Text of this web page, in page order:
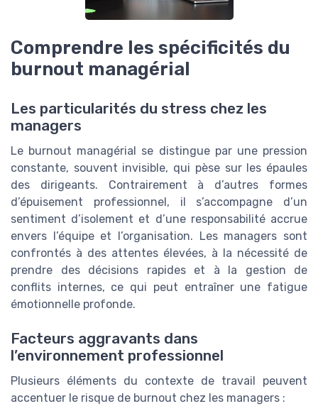
Comprendre les spécificités du
burnout managérial
Les particularités du stress chez les
managers
Le burnout managérial se distingue par une pression
constante, souvent invisible, qui pèse sur les épaules
des dirigeants. Contrairement à d’autres formes
d’épuisement professionnel, il s’accompagne d’un
sentiment d’isolement et d’une responsabilité accrue
envers l’équipe et l’organisation. Les managers sont
confrontés à des attentes élevées, à la nécessité de
prendre des décisions rapides et à la gestion de
conflits internes, ce qui peut entraîner une fatigue
émotionnelle profonde.
Facteurs aggravants dans
l’environnement professionnel
Plusieurs éléments du contexte de travail peuvent
accentuer le risque de burnout chez les managers :